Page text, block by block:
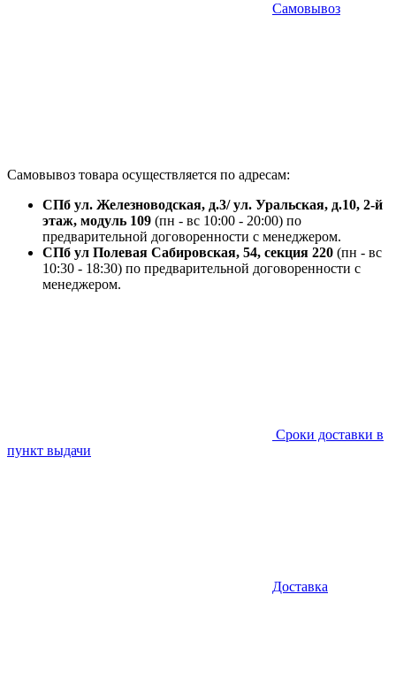
Самовывоз
Самовывоз товара осуществляется по адресам:
СПб ул. Железноводская, д.3/ ул. Уральская, д.10, 2-й
этаж, модуль 109 (пн - вс 10:00 - 20:00) по
предварительной договоренности с менеджером.
СПб ул Полевая Сабировская, 54, секция 220 (пн - вс
10:30 - 18:30) по предварительной договоренности с
менеджером.
Сроки доставки в
пункт выдачи
Доставка